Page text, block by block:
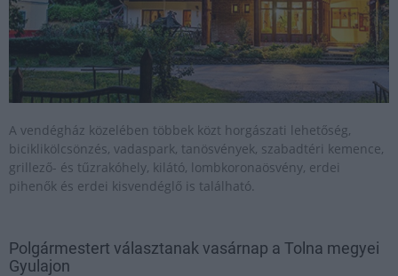
A vendégház közelében többek közt horgászati lehetőség,
biciklikölcsönzés, vadaspark, tanösvények, szabadtéri kemence,
grillező- és tűzrakóhely, kilátó, lombkoronaösvény, erdei
pihenők és erdei kisvendéglő is található.
Polgármestert választanak vasárnap a Tolna megyei
Gyulajon